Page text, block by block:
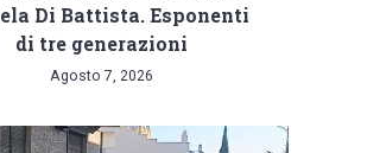
Di Battista. Esponenti
di tre generazioni
Agosto 7, 2026